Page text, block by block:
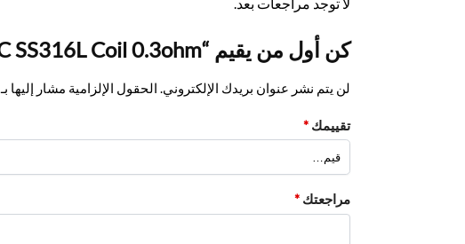
كن أول من يقيم “Vaporesso Ceramic EUC SS316L Coil 0.3ohm”
لن يتم نشر عنوان بريدك الإلكتروني. الحقول الإلزامية مشار إليها بـ
تقييمك *
مراجعتك *